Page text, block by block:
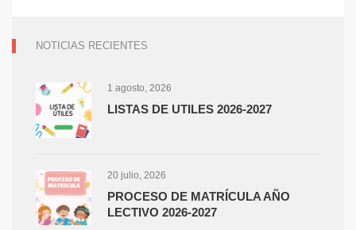
NOTICIAS RECIENTES
1 agosto, 2026
LISTAS DE UTILES 2026-2027
20 julio, 2026
PROCESO DE MATRÍCULA AÑO
LECTIVO 2026-2027